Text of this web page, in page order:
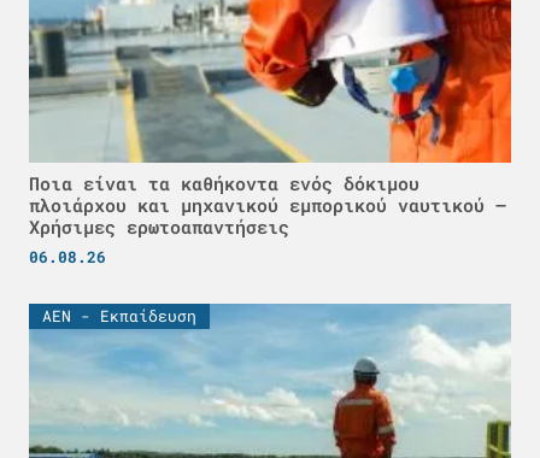
Ποια είναι τα καθήκοντα ενός δόκιμου
πλοιάρχου και μηχανικού εμπορικού ναυτικού –
Χρήσιμες ερωτοαπαντήσεις
06.08.26
ΑΕΝ - Εκπαίδευση